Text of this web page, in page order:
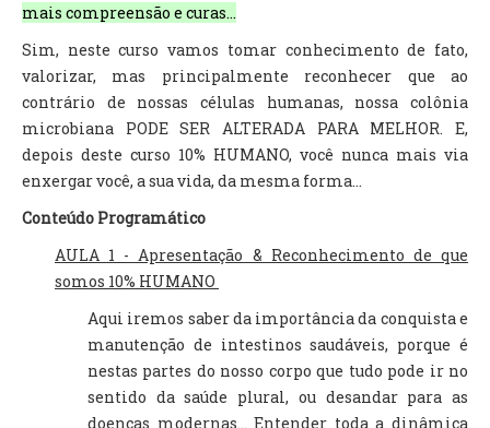
mais compreensão e curas...
Sim, neste curso vamos tomar conhecimento de fato,
valorizar, mas principalmente reconhecer que ao
contrário de nossas células humanas, nossa colônia
microbiana PODE SER ALTERADA PARA MELHOR. E,
depois deste curso 10% HUMANO, você nunca mais via
enxergar você, a sua vida, da mesma forma...
Conteúdo Programático
AULA 1 - Apresentação & Reconhecimento de que
somos 10% HUMANO
Aqui iremos saber da importância da conquista e
manutenção de intestinos saudáveis, porque é
nestas partes do nosso corpo que tudo pode ir no
sentido da saúde plural, ou desandar para as
doenças modernas... Entender toda a dinâmica